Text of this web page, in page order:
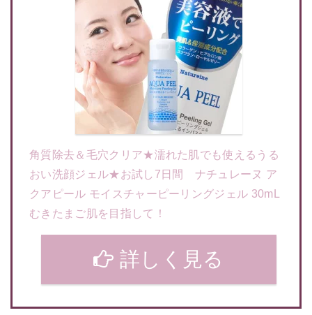
角質除去＆毛穴クリア★濡れた肌でも使えるうる
おい洗顔ジェル★お試し7日間 ナチュレーヌ ア
クアピール モイスチャーピーリングジェル 30mL
むきたまご肌を目指して！
詳しく見る